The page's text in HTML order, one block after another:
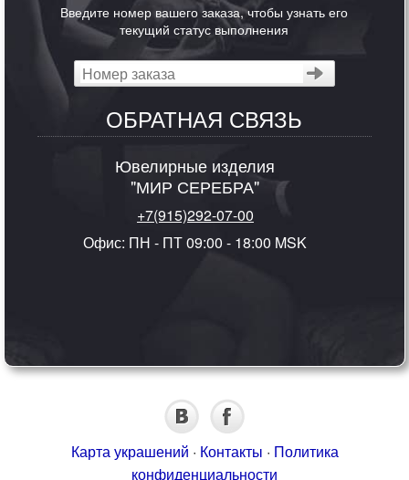
Введите номер вашего заказа, чтобы узнать его
текущий статус выполнения
ОБРАТНАЯ СВЯЗЬ
Ювелирные изделия
"МИР СЕРЕБРА"
+7(915)292-07-00
Офис: ПН - ПТ 09:00 - 18:00 MSK
Карта украшений · Контакты · Политика
конфиденциальности